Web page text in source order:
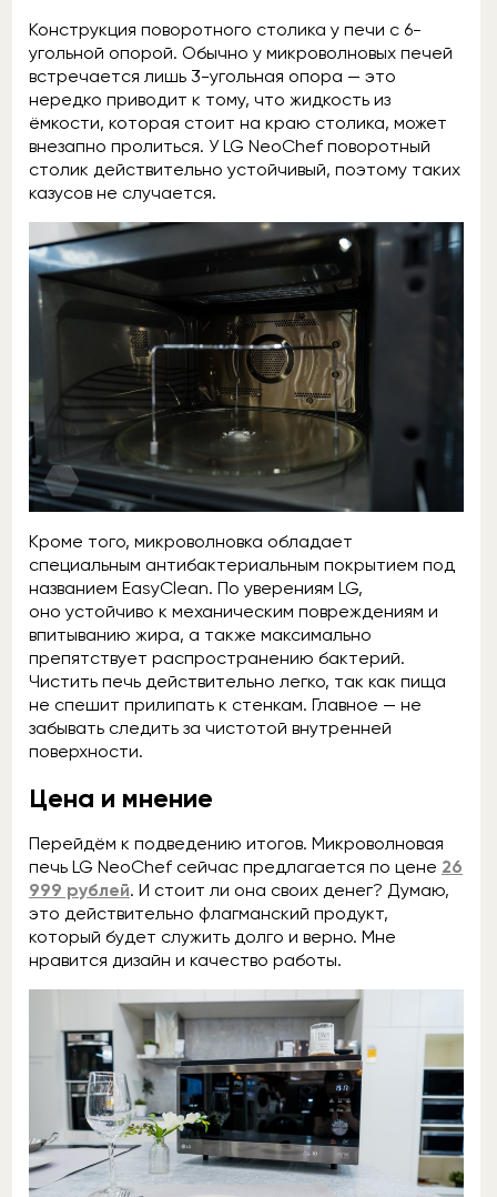
Конструкция поворотного столика у печи с 6-
угольной опорой. Обычно у микроволновых печей
встречается лишь 3-угольная опора — это
нередко приводит к тому, что жидкость из
ёмкости, которая стоит на краю столика, может
внезапно пролиться. У LG NeoChef поворотный
столик действительно устойчивый, поэтому таких
казусов не случается.
Кроме того, микроволновка обладает
специальным антибактериальным покрытием под
названием EasyClean. По уверениям LG,
оно устойчиво к механическим повреждениям и
впитыванию жира, а также максимально
препятствует распространению бактерий.
Чистить печь действительно легко, так как пища
не спешит прилипать к стенкам. Главное — не
забывать следить за чистотой внутренней
поверхности.
Цена и мнение
Перейдём к подведению итогов. Микроволновая
печь LG NeoChef сейчас предлагается по цене 26
999 рублей. И стоит ли она своих денег? Думаю,
это действительно флагманский продукт,
который будет служить долго и верно. Мне
нравится дизайн и качество работы.